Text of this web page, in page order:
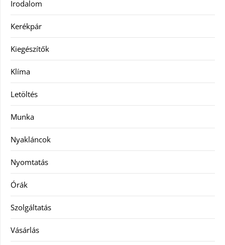
Irodalom
Kerékpár
Kiegészítők
Klíma
Letöltés
Munka
Nyakláncok
Nyomtatás
Órák
Szolgáltatás
Vásárlás